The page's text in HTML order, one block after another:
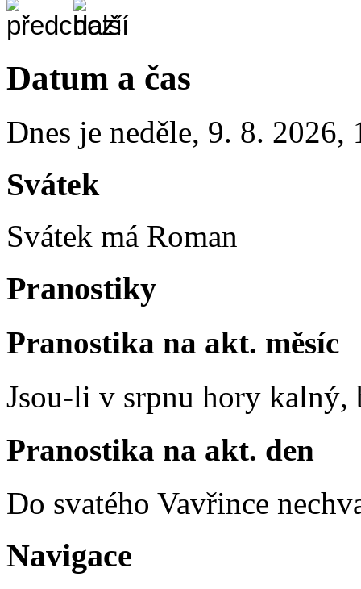
Datum a čas
Dnes je neděle, 9. 8. 2026,
Svátek
Svátek má Roman
Pranostiky
Pranostika na akt. měsíc
Jsou-li v srpnu hory
Pranostika na akt. den
Do svatého Vavřince
Navigace